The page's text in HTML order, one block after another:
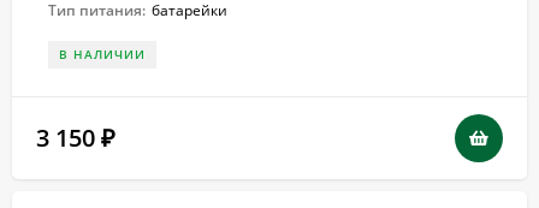
Тип питания: батарейки
В НАЛИЧИИ
3 150 ₽